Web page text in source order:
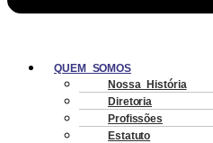
QUEM SOMOS
Nossa História
Diretoria
Profissões
Estatuto